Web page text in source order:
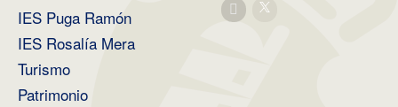
IES Puga Ramón
IES Rosalía Mera
Turismo
Patrimonio